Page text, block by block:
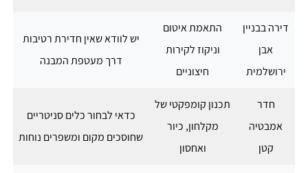
דירה בבניין
אבן
ירושלמית
התאמת איטום
וניקוז לקירות
חיצוניים
יש לוודא שאין חדירת רטיבות
דרך מעטפת המבנה
חדר
אמבטיה
קטן
תכנון קומפקטי של
מקלחון, כיור
ואחסון
כדאי לבחור כלים סניטריים
שחוסכים מקום ומשפרים נוחות